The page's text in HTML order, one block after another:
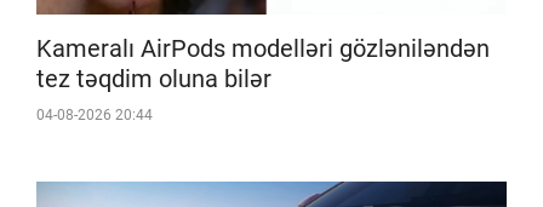
Kameralı AirPods modelləri gözləniləndən
tez təqdim oluna bilər
04-08-2026 20:44